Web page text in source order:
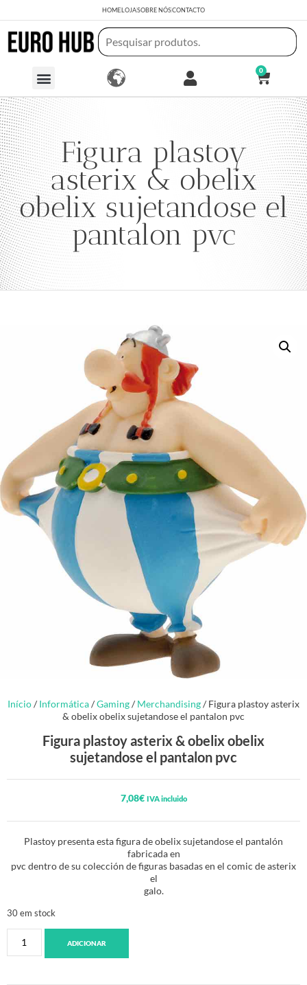
HOMELOJASOBRE NÓSCONTACTO
0
Figura plastoy
asterix & obelix
obelix sujetandose el
pantalon pvc
Início/ Informática/Gaming/ Merchandising/ Figura plastoy asterix
& obelix obelix sujetandose el pantalon pvc
Figura plastoy asterix & obelix obelix
sujetandose el pantalon pvc
7,08€ IVA incluido
Plastoy presenta esta figura de obelix sujetandose el pantalón
fabricada en
pvc dentro de su colección de figuras basadas en el comic de asterix
el
galo.
30 em stock
ADICIONAR